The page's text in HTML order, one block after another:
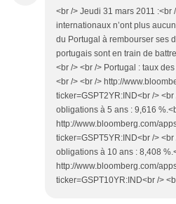
<br /> Jeudi 31 mars 2011 :<br
internationaux n’ont plus
du Portugal à rembourser ses
portugais sont en train de
<br /> <br /> Portugal : taux
<br /> <br /> http://
ticker=GSPT2YR:IND<br />
obligations à 5 ans : 9,616
http://www.bloomberg.com/
ticker=GSPT5YR:IND<br />
obligations à 10 ans : 8,408
http://www.bloomberg.com/
ticker=GSPT10YR:IND<br />